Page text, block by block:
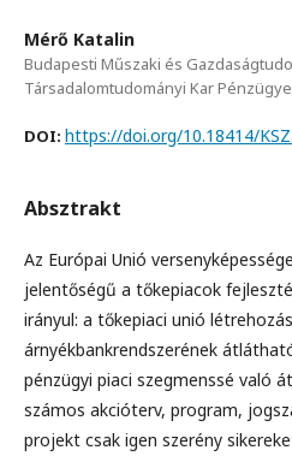
Mérő Katalin
Budapesti Műszaki és
Társadalomtudományi Kar
DOI: https://doi.org/10.18414/
Absztrakt
Az Európai Unió
jelentőségű a tőkepiacok
irányul: a tőkepiaci unió
árnyékbankrendszerének
pénzügyi piaci szegmenssé való
számos akcióterv, program,
projekt csak igen szerény